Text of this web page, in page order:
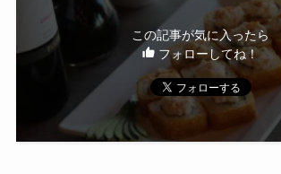
この記事が気に入ったら
フォローしてね！